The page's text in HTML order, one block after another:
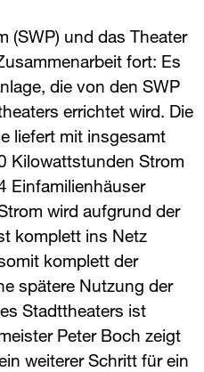
(​SWP​) und das Theater
fort: Es
die von den SWP
errichtet wird. Die
liefert mit insgesamt
Kilowattstunden Strom
Einfamilienhäuser
wird aufgrund der
komplett ins Netz
komplett der
spätere Nutzung der
Stadttheaters ist
Peter Boch zeigt
weiterer Schritt für ein